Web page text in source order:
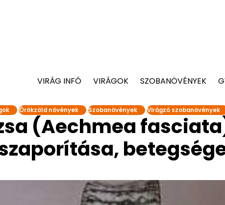
VIRÁG INFÓ VIRÁGOK SZOBANÖVÉNYEK
Örökzöld növények Szobanövények Virágzó szobanövények
(Aechmea